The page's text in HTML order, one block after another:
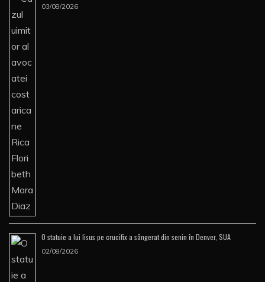
03/08/2026
O statuie a lui Iisus pe crucifix a sângerat din senin în Denver, SUA
02/08/2026